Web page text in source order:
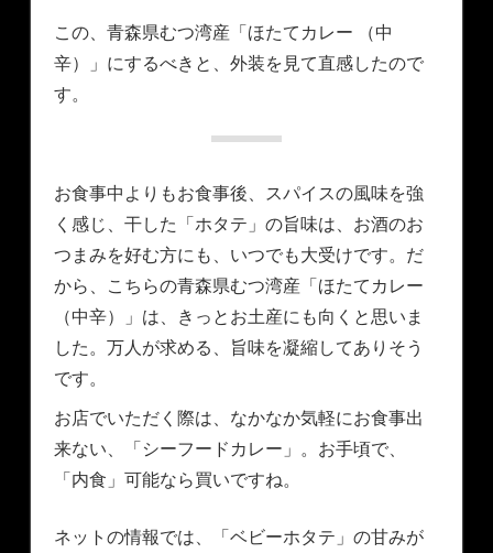
この、青森県むつ湾産「ほたてカレー （中
辛）」にするべきと、外装を見て直感したので
す。
お食事中よりもお食事後、スパイスの風味を強
く感じ、干した「ホタテ」の旨味は、お酒のお
つまみを好む方にも、いつでも大受けです。だ
から、こちらの青森県むつ湾産「ほたてカレー
（中辛）」は、きっとお土産にも向くと思いま
した。万人が求める、旨味を凝縮してありそう
です。
お店でいただく際は、なかなか気軽にお食事出
来ない、「シーフードカレー」。お手頃で、
「内食」可能なら買いですね。
ネットの情報では、「ベビーホタテ」の甘みが